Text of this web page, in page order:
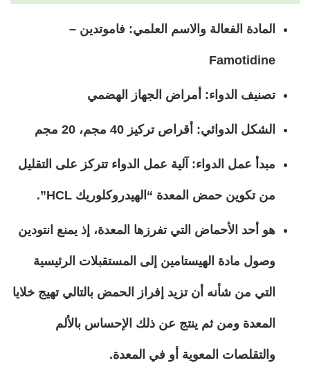
المادة الفعالة والاسم العلمي: فاموتدين –
Famotidine
تصنيف الدواء: أمراض الجهاز الهضمي
الشكل الدوائي: أقراص تركيز 40 مجم، 20 مجم
مبدأ عمل الدواء: آلية عمل الدواء تتركز على التقليل
من تكوين حمض المعدة “الهيدروكلوريك HCL”.
هو أحد الأحماض التي تفرزها المعدة، إذ يمنع انتودين
وصول مادة الهيستامين إلى المستقبلات الرئيسية
التي من شأنه أن تزيد إفراز الحمض بالتالي تهيج خلايا
المعدة ومن ثم ينتج عن ذلك الإحساس بالألم
والتقلصات المعوية أو في المعدة.